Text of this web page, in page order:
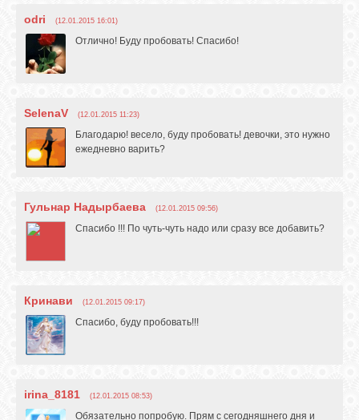
odri (12.01.2015 16:01)
Отлично! Буду пробовать! Спасибо!
SelenaV (12.01.2015 11:23)
Благодарю! весело, буду пробовать! девочки, это нужно
ежедневно варить?
Гульнар Надырбаева (12.01.2015 09:56)
Спасибо !!! По чуть-чуть надо или сразу все добавить?
Кринави (12.01.2015 09:17)
Спасибо, буду пробовать!!!
irina_8181 (12.01.2015 08:53)
Обязательно попробую. Прям с сегодняшнего дня и